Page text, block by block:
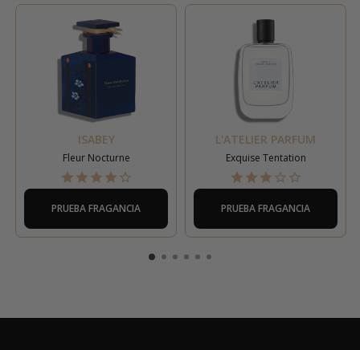
ISABEY
Fleur Nocturne
PRUEBA FRAGANCIA
L'ATELIER PARFUM
Exquise Tentation
PRUEBA FRAGANCIA